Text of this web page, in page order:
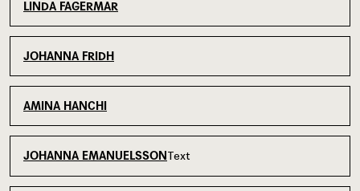
LINDA FAGERMAR
JOHANNA FRIDH
AMINA HANCHI
JOHANNA EMANUELSSON Text